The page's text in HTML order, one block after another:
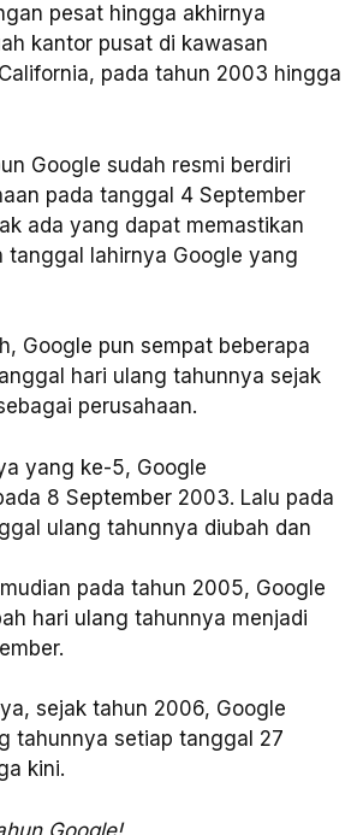
pesat hingga akhirnya
kantor pusat di kawasan
pada tahun 2003 hingga
Google sudah resmi berdiri
pada tanggal 4 September
ada yang dapat memastikan
tanggal lahirnya Google yang
Google pun sempat beberapa
hari ulang tahunnya sejak
perusahaan.
yang ke-5, Google
8 September 2003. Lalu pada
ulang tahunnya diubah dan
pada tahun 2005, Google
hari ulang tahunnya menjadi
sejak tahun 2006, Google
tahunnya setiap tanggal 27
kini.
Google!